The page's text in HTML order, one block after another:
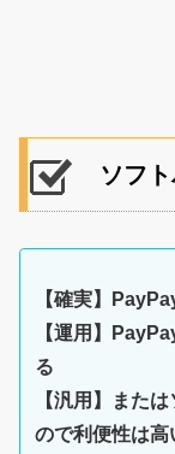
ソフ
【確実】
【運用】
る
【汎用】また
ので利便性は高